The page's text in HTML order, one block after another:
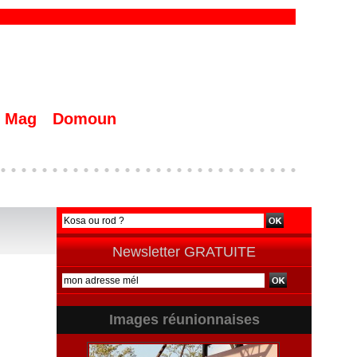
Mag Domoun
Newsletter GRATUITE
Images réunionnaises